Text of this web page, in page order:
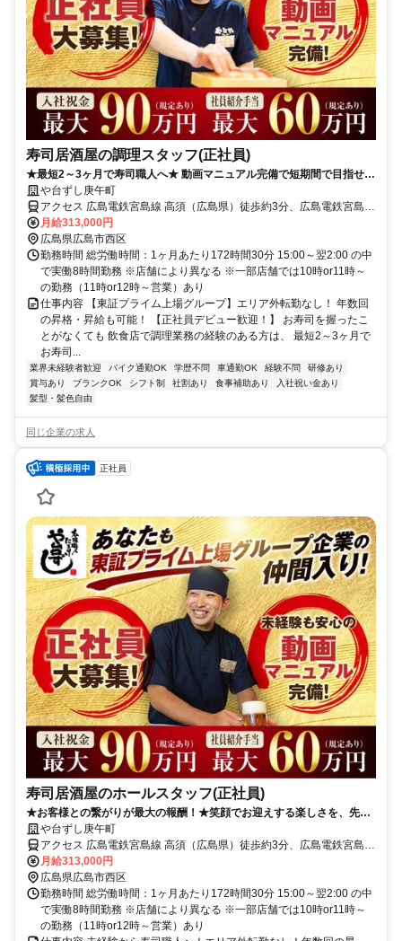
寿司居酒屋の調理スタッフ(正社員)
★最短2～3ヶ月で寿司職人へ★ 動画マニュアル完備で短期間で目指せま
す！やる気と元気があれば大歓迎！
や台ずし庚午町
アクセス 広島電鉄宮島線 高須（広島県）徒歩約3分、広島電鉄宮島線
東高須出入口2徒歩約5分、広島電鉄宮島線 古江（広島県）徒歩約11
分
月給313,000円
広島県広島市西区
勤務時間 総労働時間：1ヶ月あたり172時間30分 15:00～翌2:00 の中
で実働8時間勤務 ※店舗により異なる ※一部店舗では10時or11時～
の勤務（11時or12時～営業）あり
仕事内容 【東証プライム上場グループ】エリア外転勤なし！ 年数回
の昇格・昇給も可能！ 【正社員デビュー歓迎！】 お寿司を握ったこ
とがなくても 飲食店で調理業務の経験のある方は、 最短2～3ヶ月で
お寿司...
業界未経験者歓迎 バイク通勤OK 学歴不問 車通勤OK 経験不問
研修あり
賞与あり
ブランクOK シフト制 社割あり 食事補助あり
入社祝い金あり
髪型・髪色自由
同じ企業の求人
正社員
寿司居酒屋のホールスタッフ(正社員)
★お客様との繋がりが最大の報酬！★笑顔でお迎えする楽しさを、先輩
のサポートで実感！友人・家族も対象の社割あり！
や台ずし庚午町
アクセス 広島電鉄宮島線 高須（広島県）徒歩約3分、広島電鉄宮島線
東高須出入口2徒歩約5分、広島電鉄宮島線 古江（広島県）徒歩約11
分
月給313,000円
広島県広島市西区
勤務時間 総労働時間：1ヶ月あたり172時間30分 15:00～翌2:00 の中
で実働8時間勤務 ※店舗により異なる ※一部店舗では10時or11時～
の勤務（11時or12時～営業）あり